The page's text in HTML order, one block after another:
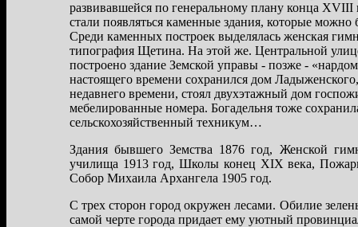
развивавшейся по генеральному плану конца XVIII
стали появляться каменные здания, которые можно
Среди каменных построек выделялась женская
типография Щетина. На этой же. Центральной
построено здание Земской управы - позже -
настоящего времени сохранился дом
недавнего времени, стоял двухэтажный дом
мебелированные номера. Богадельня тоже
сельскохозяйственный техникум…
Здания бывшего Земства 1876 год, Женской
училища 1913 год, Школы конец XIX века,
Собор Михаила Архангела 1905 год.
С трех сторон город окружен лесами. Обилие
самой черте города придает ему уютный